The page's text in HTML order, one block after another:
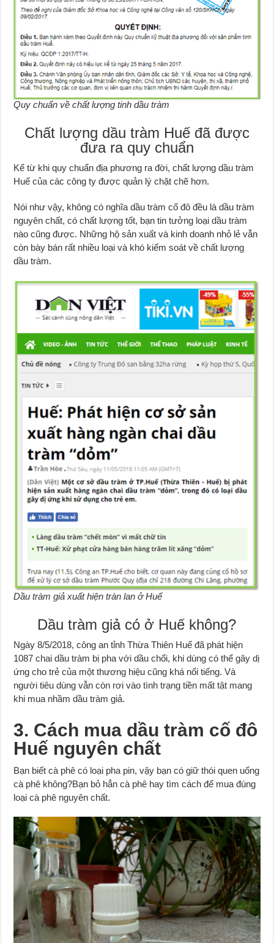
Quy chuẩn về chất lượng tinh dầu tràm
Chất lượng dầu tràm Huế đã được
đưa ra quy chuẩn
Kể từ khi quy chuẩn địa phương ra đời, chất lượng dầu tràm
Huế của các công ty được quản lý chặt chẽ hơn.
Nói như vậy, không có nghĩa dầu tràm cố đô đều là dầu tràm
nguyên chất, có chất lượng tốt, bạn tin tưởng loại dầu tràm
nào cũng được. Những hộ sản xuất và kinh doanh nhỏ lẻ vẫn
còn bày bán rất nhiều loại và khó kiểm soát về chất lượng
dầu tràm.
Dầu tràm giả xuất hiện tràn lan ở Huế
Dầu tràm giả có ở Huế không?
Ngày 8/5/2018, công an tỉnh Thừa Thiên Huế đã phát hiện
1087 chai dầu tràm bị pha với dầu chổi, khi dùng có thể gây dị
ứng cho trẻ của một thương hiệu cũng khá nổi tiếng. Và
người tiêu dùng vẫn còn rơi vào tình trạng tiền mất tật mang
khi mua nhầm dầu tràm giả.
3. Cách mua dầu tràm cố đô
Huế nguyên chất
Bạn biết cà phê có loại pha pin, vậy bạn có giữ thói quen uống
cà phê không?Bạn bỏ hẳn cà phê hay tìm cách để mua đúng
loại cà phê nguyên chất.